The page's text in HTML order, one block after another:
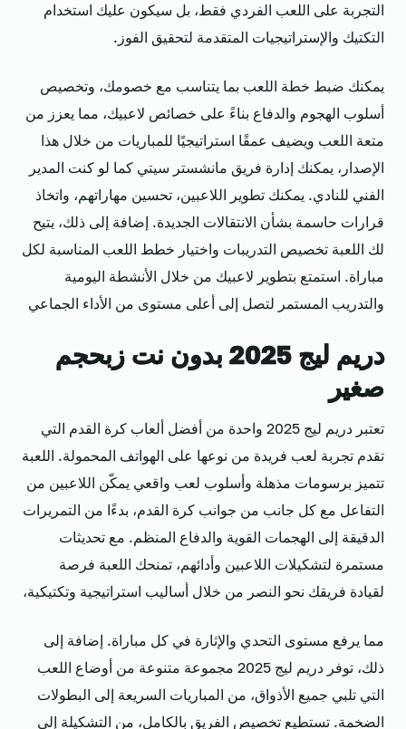
التجربة على اللعب الفردي فقط، بل سيكون عليك استخدام
التكتيك والإستراتيجيات المتقدمة لتحقيق الفوز.
يمكنك ضبط خطة اللعب بما يتناسب مع خصومك، وتخصيص
أسلوب الهجوم والدفاع بناءً على خصائص لاعبيك، مما يعزز من
متعة اللعب ويضيف عمقًا استراتيجيًا للمباريات من خلال هذا
الإصدار، يمكنك إدارة فريق مانشستر سيتي كما لو كنت المدير
الفني للنادي. يمكنك تطوير اللاعبين، تحسين مهاراتهم، واتخاذ
قرارات حاسمة بشأن الانتقالات الجديدة. إضافة إلى ذلك، يتيح
لك اللعبة تخصيص التدريبات واختيار خطط اللعب المناسبة لكل
مباراة. استمتع بتطوير لاعبيك من خلال الأنشطة اليومية
والتدريب المستمر لتصل إلى أعلى مستوى من الأداء الجماعي
دريم ليج 2025 بدون نت زبحجم
صغير
تعتبر دريم ليج 2025 واحدة من أفضل ألعاب كرة القدم التي
تقدم تجربة لعب فريدة من نوعها على الهواتف المحمولة. اللعبة
تتميز برسومات مذهلة وأسلوب لعب واقعي يمكّن اللاعبين من
التفاعل مع كل جانب من جوانب كرة القدم، بدءًا من التمريرات
الدقيقة إلى الهجمات القوية والدفاع المنظم. مع تحديثات
مستمرة لتشكيلات اللاعبين وأدائهم، تمنحك اللعبة فرصة
لقيادة فريقك نحو النصر من خلال أساليب استراتيجية وتكتيكية،
مما يرفع مستوى التحدي والإثارة في كل مباراة. إضافة إلى
ذلك، توفر دريم ليج 2025 مجموعة متنوعة من أوضاع اللعب
التي تلبي جميع الأذواق، من المباريات السريعة إلى البطولات
الضخمة. تستطيع تخصيص الفريق بالكامل، من التشكيلة إلى